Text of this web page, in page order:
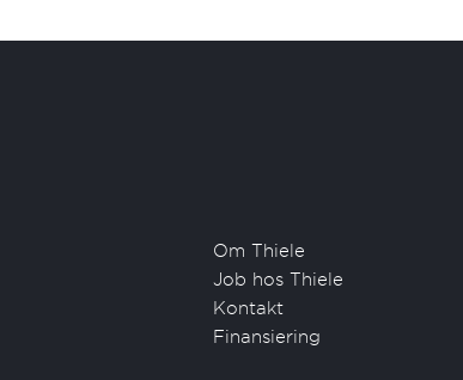
Om Thiele
Job hos Thiele
Kontakt
Finansiering